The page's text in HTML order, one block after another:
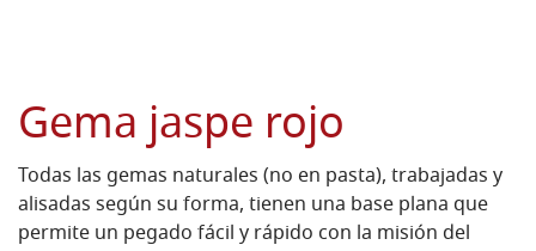
Gema jaspe rojo
Todas las gemas naturales (no en pasta), trabajadas y
alisadas según su forma, tienen una base plana que
permite un pegado fácil y rápido con la misión del